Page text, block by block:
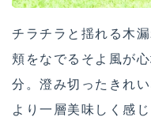
チラチラと揺れる木
頬をなでるそよ風が
分。澄み切ったきれ
より一層美味しく感じ